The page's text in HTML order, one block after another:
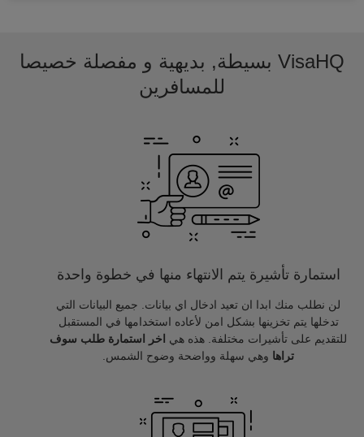
VisaHQ بسيطة, بديهية و مفصلة خصيصا
للمسافرين
استمارة تأشيرة يتم الانتهاء منها في خطوة واحدة
لن نطلب منك ابدا ان تعيد ادخال اي بيانات. جميع البيانات التي
تدخلها يتم تخزينها بشكل امن لأعاده استخدامها في المستقبل
للتقديم على تأشيرات مختلفة. هذه هي
اخر استمارة طلب سوف
تراها وهي سهلة وواضحة وضوح الشمس.